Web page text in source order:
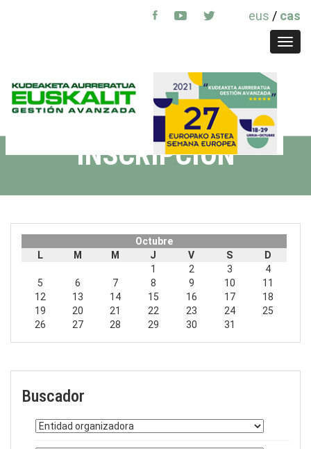
eus / cas
INSCRIPCIÓN
Octubre
L
M M J V S
D
1
2 3
4
5
6 7 8 9 10
11
12
13 14 15 16 17
18
19
20 21 22 23 24
25
26
27 28 29 30 31
Buscador